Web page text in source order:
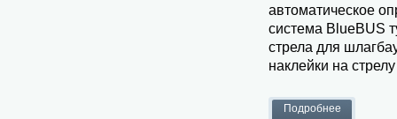
автоматическое
система BlueBUS
стрела для
наклейки на